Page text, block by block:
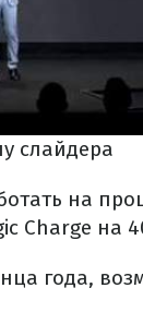
слайдера
на
Charge на
года,